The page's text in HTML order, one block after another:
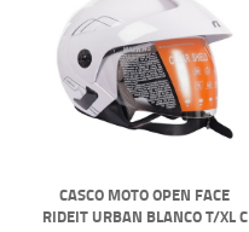
CASCO MOTO OPEN FACE
RIDEIT URBAN BLANCO T/XL C